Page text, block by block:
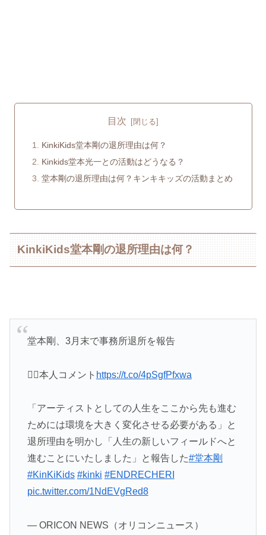
目次
KinkiKids堂本剛の退所理由は何？
Kinkids堂本光一との活動はどうなる？
堂本剛の退所理由は何？キンキキッズの活動まとめ
KinkiKids堂本剛の退所理由は何？
堂本剛、3月末で事務所退所を報告
✍🏻本人コメント https://t.co/4pSgfPfxwa
「アーティストとしての人生をここから先も進む
ためには⁡環境を大きく変化させる必要がある」と
退所理由を明かし「人生の新しいフィールドへと
進むことにいたしました」と報告した#堂本剛
#KinKiKids #kinki #ENDRECHERI
pic.twitter.com/1NdEVgRed8
— ORICON NEWS（オリコンニュース）